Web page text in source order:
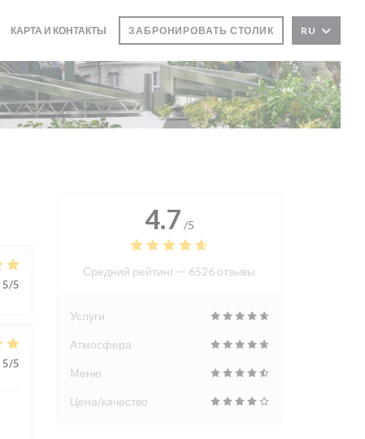
КАРТА И КОНТАКТЫ ЗАБРОНИРОВАТЬ СТОЛИК RU
5/5
5/5
4.7 /5
Средний рейтинг — 6526 отзывы
Услуги
Атмосфера
Меню
Цена/качество